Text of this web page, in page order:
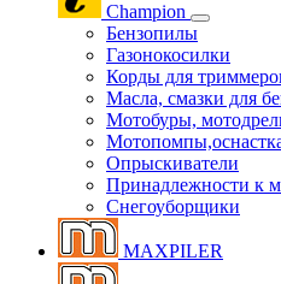
Champion
Бензопилы
Газонокосилки
Корды для
Масла, смазки для
Мотобуры,
Опрыскиватели
Принадлежности к
Снегоуборщики
MAXPILER